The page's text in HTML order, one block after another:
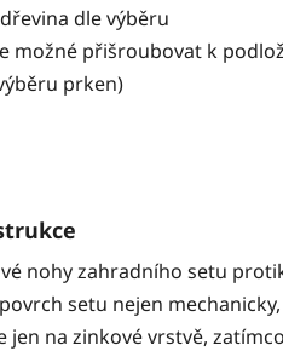
dle výběru
možné přišroubovat k
prken)
nohy zahradního setu
setu nejen
na zinkové vrstvě,